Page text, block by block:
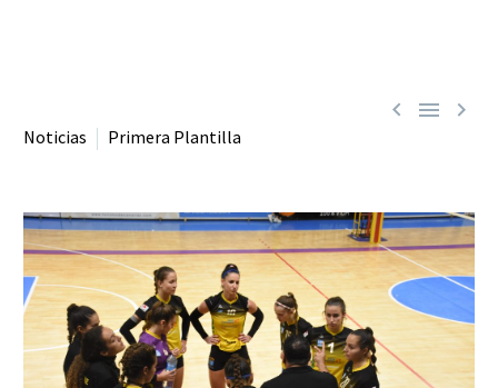
  
Noticias Primera Plantilla